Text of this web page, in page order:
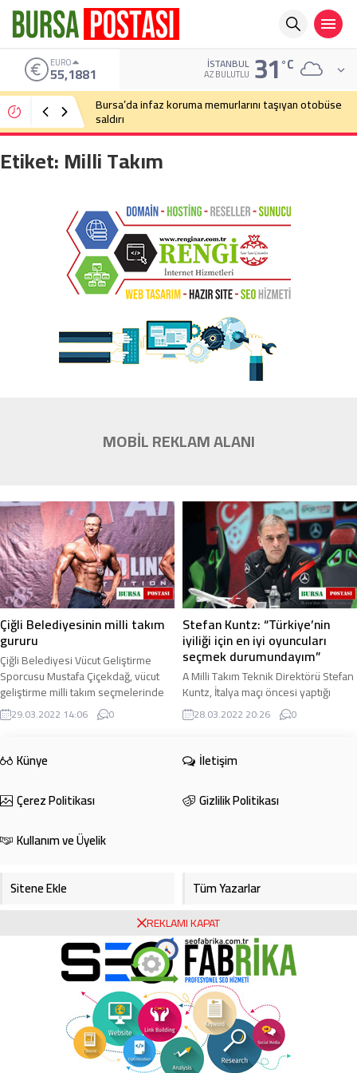
EURO
55,1881 İSTANBUL
AZ BULUTLU 31°C
Bursa’da infaz koruma memurlarını taşıyan otobüse
saldırı
Etiket:Milli Takım
MOBİL REKLAM ALANI
Çiğli Belediyesinin milli takım
gururu
Çiğli Belediyesi Vücut Geliştirme
Sporcusu Mustafa Çiçekdağ, vücut
geliştirme milli takım seçmelerinde
ilk iki sırada yer alarak, Türkiye’yi ...
29.03.2022 14:06 0
Stefan Kuntz: “Türkiye’nin
iyiliği için en iyi oyuncuları
seçmek durumundayım”
A Milli Takım Teknik Direktörü Stefan
Kuntz, İtalya maçı öncesi yaptığı
açıklamada, Türkiye’nin iyiliği için en
iyi oyuncuları seçmek durumunda ...
28.03.2022 20:26 0
Künye
İletişim
Çerez Politikası
Gizlilik Politikası
Kullanım ve Üyelik
Sitene Ekle
Tüm Yazarlar
Foto Galeri
Video Galeri
Bursa Haberleri
Bursa Hava Durumu
Bursaspor
Ekonomi
REKLAMI KAPAT